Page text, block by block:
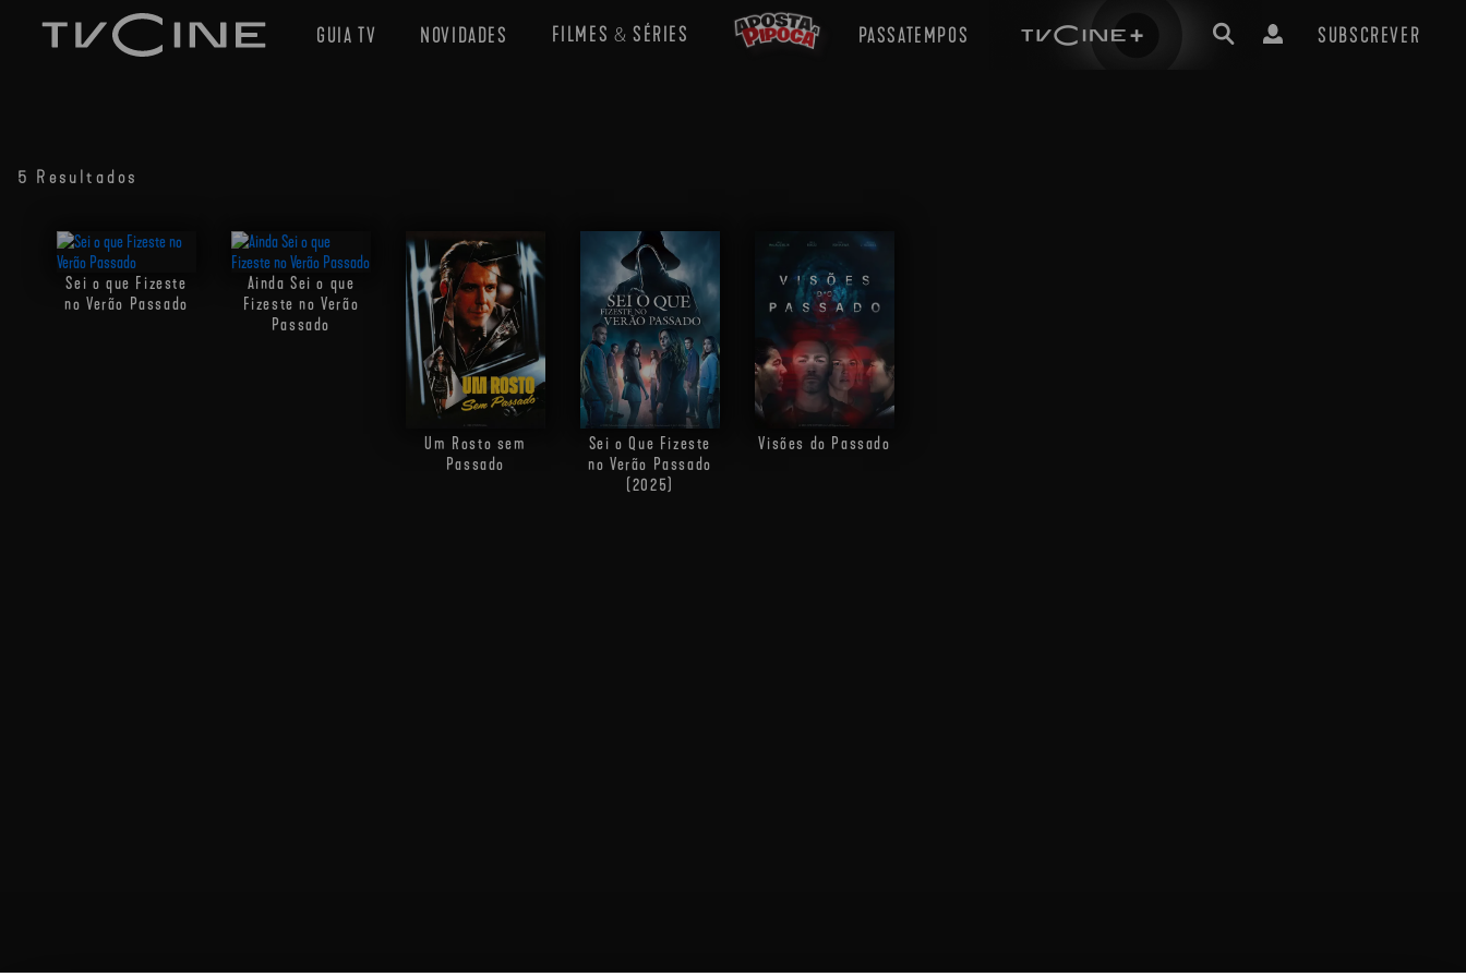
GUIA TV NOVIDADES FILMES & SÉRIES PASSATEMPOS SUBSCREVER
5 Resultados
Sei o que Fizeste
no Verão Passado
Ainda Sei o que
Fizeste no Verão
Passado
Um Rosto sem
Passado
Sei o Que Fizeste
no Verão Passado
(2025)
Visões do Passado